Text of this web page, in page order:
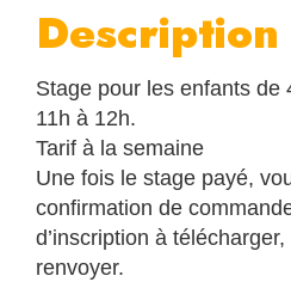
Description
Stage pour les enfants de
11h à 12h.
Tarif à la semaine
Une fois le stage payé,
confirmation de
d’inscription à
renvoyer.